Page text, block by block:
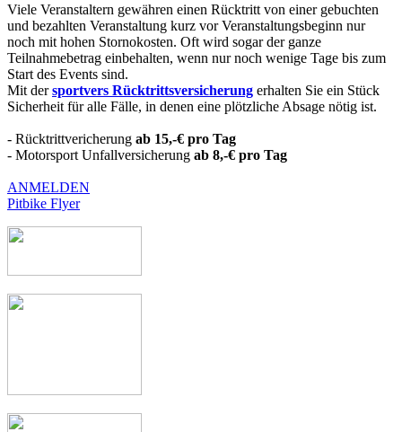
Viele Veranstaltern gewähren einen Rücktritt von einer gebuchten
und bezahlten Veranstaltung kurz vor Veranstaltungsbeginn nur
noch mit hohen Stornokosten. Oft wird sogar der ganze
Teilnahmebetrag einbehalten, wenn nur noch wenige Tage bis zum
Start des Events sind.
Mit dersportvers Rücktrittsversicherung erhalten Sie ein Stück
Sicherheit für alle Fälle, in denen eine plötzliche Absage nötig ist.
- Rücktrittvericherung ab 15,-€ pro Tag
- Motorsport Unfallversicherung ab 8,-€ pro Tag
ANMELDEN
Pitbike Flyer